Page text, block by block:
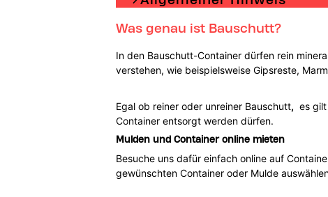
Was genau ist Bauschutt?
In den Bauschutt-Container dürfen rein
verstehen, wie beispielsweise Gipsreste,
Egal ob reiner oder unreiner Bauschutt, es
Container entsorgt werden dürfen.
Mulden und Container online mieten
Besuche uns dafür einfach online auf
gewünschten Container oder Mulde